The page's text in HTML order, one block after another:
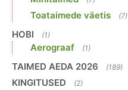
Toataimede väetis (7)
HOBI (1)
Aerograaf (1)
TAIMED AEDA 2026 (189)
KINGITUSED (2)